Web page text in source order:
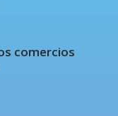
comercios